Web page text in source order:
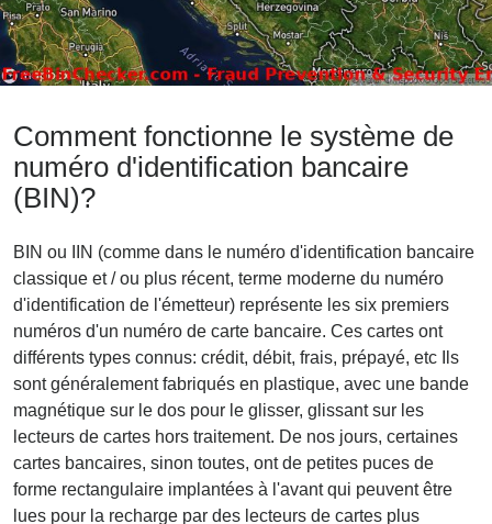
Comment fonctionne le système de
numéro d'identification bancaire
(BIN)?
BIN ou IIN (comme dans le numéro d'identification bancaire
classique et / ou plus récent, terme moderne du numéro
d'identification de l'émetteur) représente les six premiers
numéros d'un numéro de carte bancaire. Ces cartes ont
différents types connus: crédit, débit, frais, prépayé, etc Ils
sont généralement fabriqués en plastique, avec une bande
magnétique sur le dos pour le glisser, glissant sur les
lecteurs de cartes hors traitement. De nos jours, certaines
cartes bancaires, sinon toutes, ont de petites puces de
forme rectangulaire implantées à l'avant qui peuvent être
lues pour la recharge par des lecteurs de cartes plus